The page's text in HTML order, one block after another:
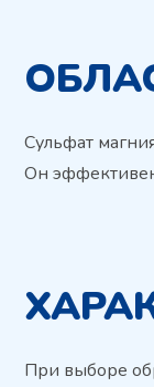
Сульфат
Он эффективен
При выборе